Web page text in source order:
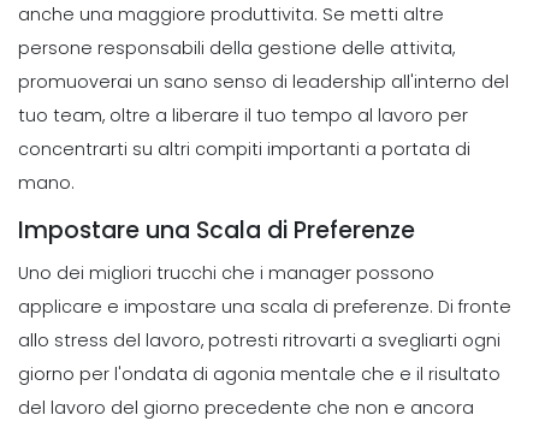
anche una maggiore produttivita. Se metti altre
persone responsabili della gestione delle attivita,
promuoverai un sano senso di leadership all'interno del
tuo team, oltre a liberare il tuo tempo al lavoro per
concentrarti su altri compiti importanti a portata di
mano.
Impostare una Scala di Preferenze
Uno dei migliori trucchi che i manager possono
applicare e impostare una scala di preferenze. Di fronte
allo stress del lavoro, potresti ritrovarti a svegliarti ogni
giorno per l'ondata di agonia mentale che e il risultato
del lavoro del giorno precedente che non e ancora